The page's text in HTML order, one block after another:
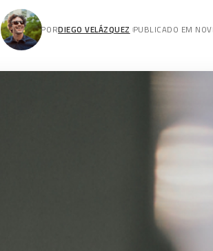
PORDIEGO VELÁZQUEZ PUBLICADO EM